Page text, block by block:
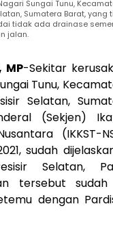
Sungai Tunu,
Sumatera Barat, yang
tidak ada drainase
jalan.
MP-Sekitar
Tunu,
Selatan,
(Sekjen)
(IKKST-
sudah
Selatan,
tersebut sudah
dengan